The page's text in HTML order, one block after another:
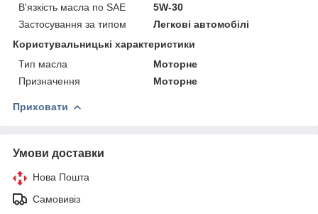
В'язкість масла по SAE
5W-30
Застосування за типом
Легкові автомобілі
Користувальницькі характеристики
Тип масла
Моторне
Призначення
Моторне
Приховати
Умови доставки
Нова Пошта
Самовивіз